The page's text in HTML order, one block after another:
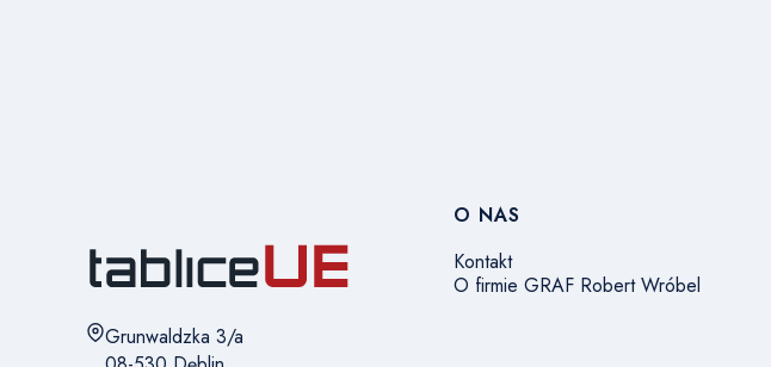
Adres:
Grunwaldzka 3/a
Linki w stopce
O NAS
Kontakt
O firmie GRAF Robert Wróbel